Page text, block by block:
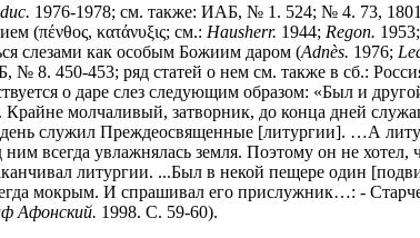
1976-1978; см. также: ИАБ, № 1. 524; № 4. 73,
(πένθος, κατάνυξις; см.: Hausherr. 1944; Regon. 1953;
слезами как особым Божиим даром (Adnès. 1976;
8. 450-453; ряд статей о нем см. также в сб.:
о даре слез следующим образом: «Был и
молчаливый, затворник, до конца дней
служил Преждеосвященные [литургии]. …А
всегда увлажнялась земля. Поэтому он не
литургии. ...Был в некой пещере один
мокрым. И спрашивал его прислужник…: -
Афонский. 1998. С. 59-60).